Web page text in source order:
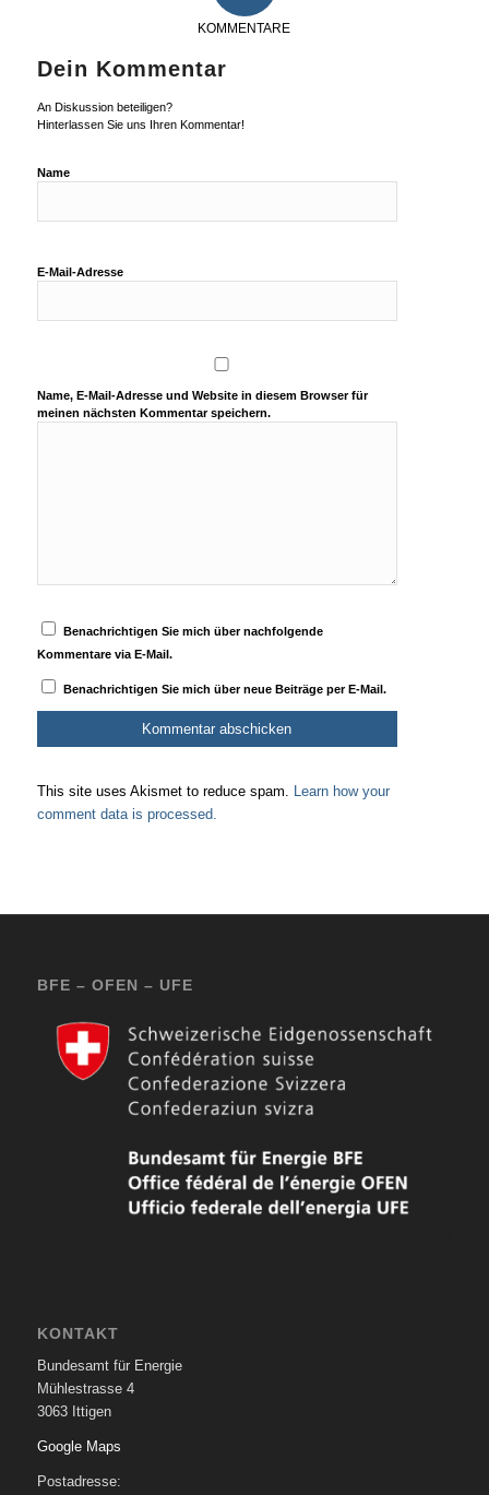
KOMMENTARE
Dein Kommentar
An Diskussion beteiligen?
Hinterlassen Sie uns Ihren Kommentar!
Name
E-Mail-Adresse
Name, E-Mail-Adresse und Website in diesem Browser für
meinen nächsten Kommentar speichern.
Benachrichtigen Sie mich über nachfolgende
Kommentare via E-Mail.
Benachrichtigen Sie mich über neue Beiträge per E-Mail.
This site uses Akismet to reduce spam. Learn how your
comment data is processed.
BFE – OFEN – UFE
KONTAKT
Bundesamt für Energie
Mühlestrasse 4
3063 Ittigen
Google Maps
Postadresse: